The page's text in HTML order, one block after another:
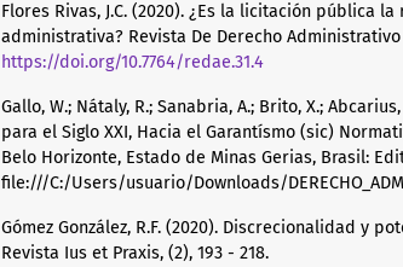
Flores Rivas, J.C. (2020). ¿Es la licitación pública
administrativa? Revista De Derecho Administrativo
https://doi.org/10.7764/redae.31.4
Gallo, W.; Nátaly, R.; Sanabria, A.; Brito, X.;
para el Siglo XXI, Hacia el Garantísmo (sic)
Belo Horizonte, Estado de Minas Gerias, Brasil:
file:///C:/Users/usuario/Downloads/
Gómez González, R.F. (2020). Discrecionalidad y
Revista Ius et Praxis, (2), 193 - 218.